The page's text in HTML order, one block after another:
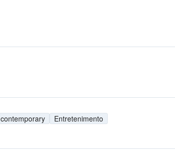
Entretenimento